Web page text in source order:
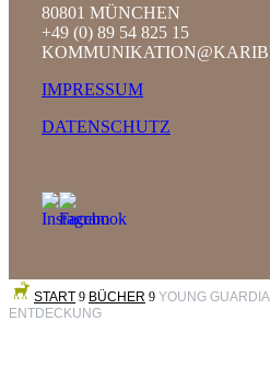
80801 MÜNCHEN
+49 (0) 89 54 825 15
IMPRESSUM
DATENSCHUTZ
START 9 BÜCHER 9 YOUNG
ENTDECKUNG